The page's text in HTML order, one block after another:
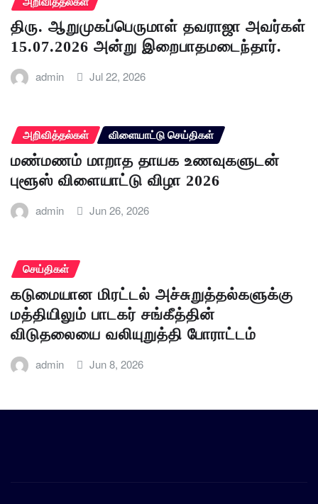
திரு. ஆறுமுகப்பெருமாள் தவராஜா அவர்கள்
15.07.2026 அன்று இறைபாதமடைந்தார்.
admin Jul 22, 2026
அறிவித்தல்கள் விளையாட்டு செய்திகள்
மண்மணம் மாறாத தாயக உணவுகளுடன்
புளூஸ் விளையாட்டு விழா 2026
admin Jun 26, 2026
செய்திகள்
கடுமையான மிரட்டல் அச்சுறுத்தல்களுக்கு
மத்தியிலும் பாடகர் சங்கீத்தின்
விடுதலையை வலியுறுத்தி போராட்டம்
admin Jun 8, 2026